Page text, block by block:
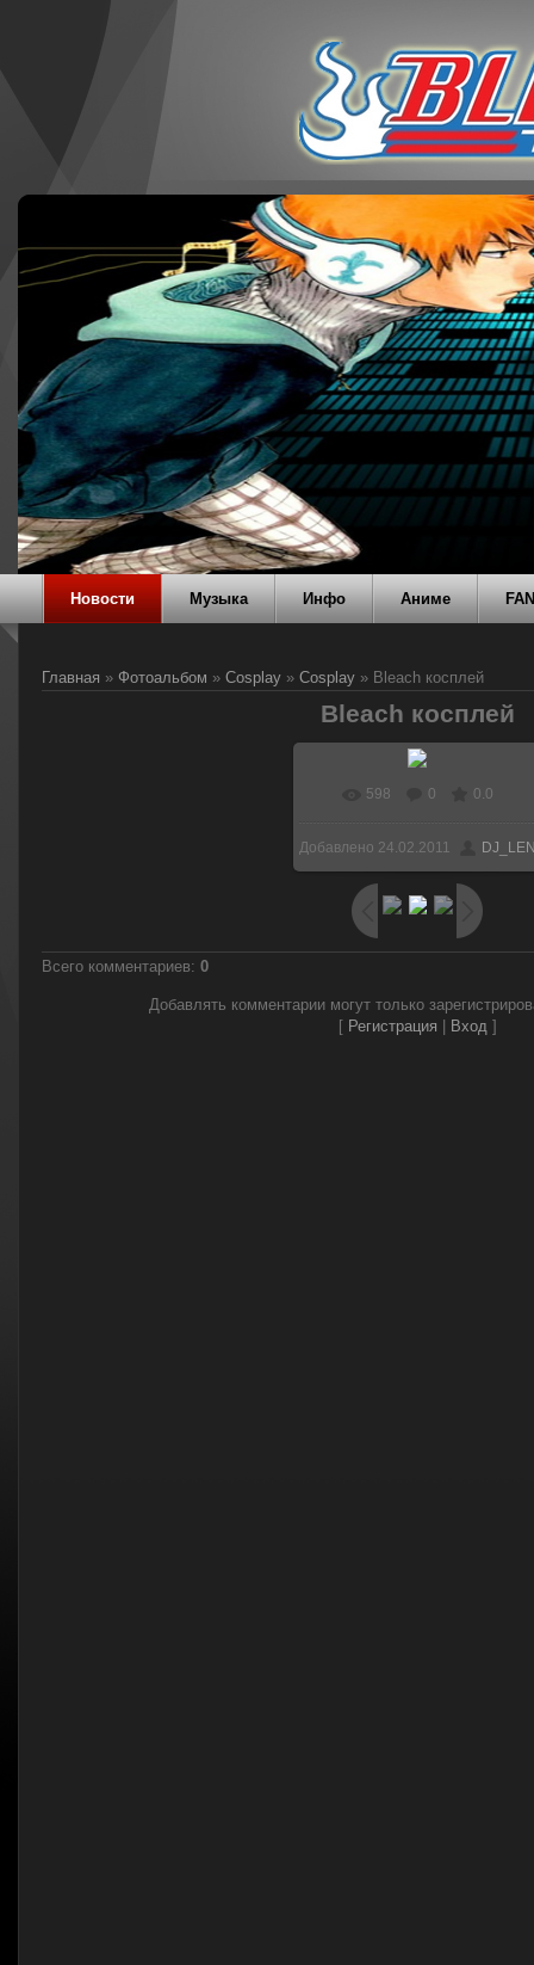
Новости Музыка Инфо Аниме
Главная » Фотоальбом » Cosplay » Cosplay » Bleach косплей
Bleach косплей
В реальном размере
640x445/ 44.6Kb
598 0 0.0
Добавлено 24.02.2011
Всего комментариев: 0
Добавлять комментарии могут только
[ Регистрация Вход]